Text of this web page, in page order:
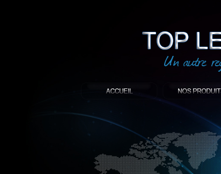
: Top led world
Produit décoratif led
Objet publicitaire led
éclairage blanc led
Enseigne publicitaire
Fabriquant et distributeur français
gamme à base de LED.